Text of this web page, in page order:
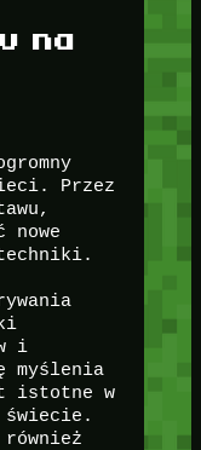
na
Przez
i
myślenia
istotne w
świecie.